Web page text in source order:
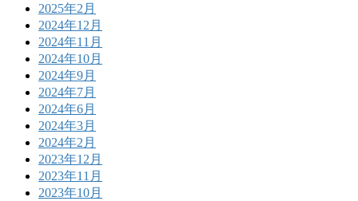
2025年2月
2024年12月
2024年11月
2024年10月
2024年9月
2024年7月
2024年6月
2024年3月
2024年2月
2023年12月
2023年11月
2023年10月